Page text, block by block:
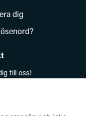
dig
till oss!